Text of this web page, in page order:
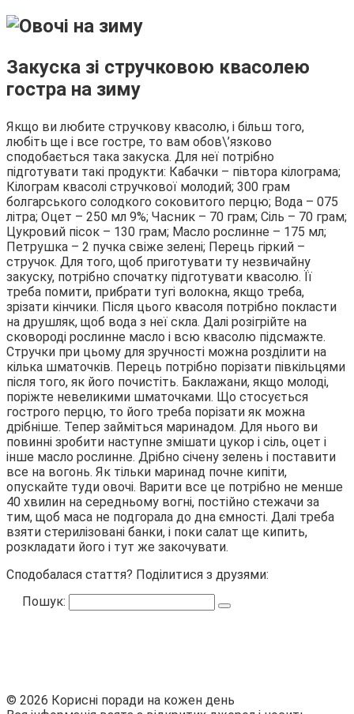
Закуска зі стручковою квасолею
гостра на зиму
Якщо ви любите стручкову квасолю, і більш того,
любіть ще і все гостре, то вам обов\’язково
сподобається така закуска. Для неї потрібно
підготувати такі продукти: Кабачки – півтора кілограма;
Кілограм квасолі стручкової молодий; 300 грам
болгарського солодкого соковитого перцю; Вода – 075
літра; Оцет – 250 мл 9%; Часник – 70 грам; Сіль – 70 грам;
Цукровий пісок – 130 грам; Масло рослинне – 175 мл;
Петрушка – 2 пучка свіже зелені; Перець гіркий –
стручок. Для того, щоб приготувати ту незвичайну
закуску, потрібно спочатку підготувати квасолю. Її
треба помити, прибрати тугі волокна, якщо треба,
зрізати кінчики. Після цього квасоля потрібно покласти
на друшляк, щоб вода з неї скла. Далі розігрійте на
сковороді рослинне масло і всю квасолю підсмажте.
Стручки при цьому для зручності можна розділити на
кілька шматочків. Перець потрібно порізати півкільцями
після того, як його почистіть. Баклажани, якщо молоді,
поріжте невеликими шматочками. Що стосується
гострого перцю, то його треба порізати як можна
дрібніше. Тепер займіться маринадом. Для нього ви
повинні зробити наступне змішати цукор і сіль, оцет і
інше масло рослинне. Дрібно січену зелень і поставити
все на вогонь. Як тільки маринад почне кипіти,
опускайте туди овочі. Варити все це потрібно не менше
40 хвилин на середньому вогні, постійно стежачи за
тим, щоб маса не подгорала до дна ємності. Далі треба
взяти стерилізовані банки, і поки салат ще кипить,
розкладати його і тут же закочувати.
Сподобалася стаття? Поділитися з друзями:
Пошук:
© 2026 Корисні поради на кожен день